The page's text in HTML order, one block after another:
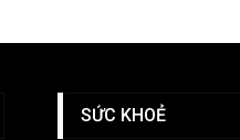
SỨC KHOẺ